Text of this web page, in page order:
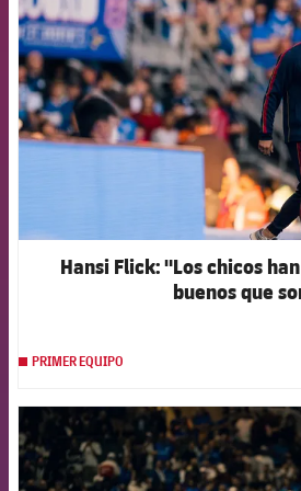
Hansi Flick: "Los chicos
buenos que
PRIMER EQUIPO
FCB